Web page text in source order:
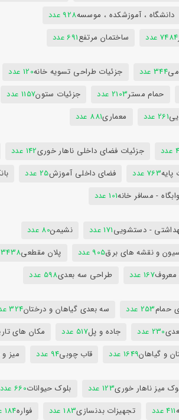
دانشگاه ، آموزشکده ، موسسه928 عدد
7484 عدد ساختمان مرتفع691 عدد
344 عدد جزئیات طراحی تسویه خانه120 عدد
حمام مستر2103 عدد جزئیات ستون1157 عدد
261 عدد معماری881 عدد
جزئیات فضای داخلی ناهار خوری142 عدد
پایه763 عدد فضای داخلی آموزش25 عدد
- مسافر خانه101 عدد
- دستشویی171 عدد نشیمن80 عدد
و نقشه های برق905 عدد پلان مقطعی3438 عدد
معروف167 عدد طراحی سه بعدی598 عدد
حمام253 عدد سه بعدی گیاهان و درختان324 عدد
230 عدد جاده و پل517 عدد مکان های
و گیاهان1649 عدد قاب چوبی94 عدد میز
میز ناهار خوری123 عدد بلوک حیوانات660 عدد
411 عدد تجهیزات بدنسازی183 عدد فواره184 عدد